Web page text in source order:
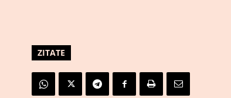
ZITATE